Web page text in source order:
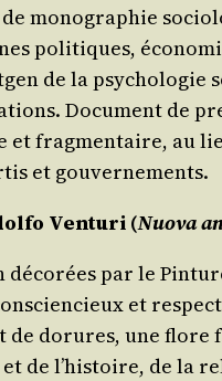
mono­gra­phie
poli­tiques,
de la
Docu­ment de
frag­men­taire, au
et gouvernements.
Ven­tu­ri(Nuo­va
déco­rées par le
et
de dorures, une flore
de l’his­toire, de la